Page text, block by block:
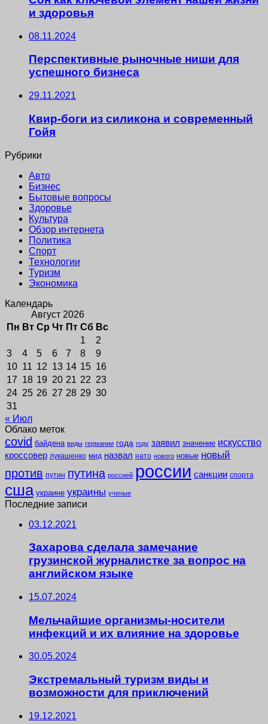
и здоровья
08.11.2024
Перспективные рыночные ниши для
успешного бизнеса
29.11.2021
Квир-боги из силикона и современный
Гойя
Рубрики
Авто
Бизнес
Бытовые вопросы
Здоровье
Культура
Обзор интернета
Политика
Спорт
Технологии
Туризм
Экономика
Календарь
Август 2026
Пн Вт Ср Чт Пт Сб Вс
1
2
3
4 5 6 7 8
9
10 11 12 13 14 15 16
17 18 19 20 21 22 23
24 25 26 27 28 29 30
31
« Июл
Облако меток
covid байдена виды германии года году заявил значение искусство
кроссовер лукашенко мид назвал нато нового новые новый
против путин путина россией россии санкции спорта
сша украине украины ученые
Последние записи
03.12.2021
Захарова сделала замечание
грузинской журналистке за вопрос на
английском языке
15.07.2024
Мельчайшие организмы-носители
инфекций и их влияние на здоровье
30.05.2024
Экстремальный туризм виды и
возможности для приключений
19.12.2021